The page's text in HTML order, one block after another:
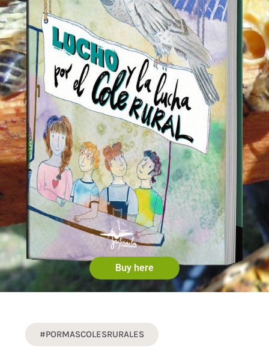
Buy here
#PORMASCOLESRURALES